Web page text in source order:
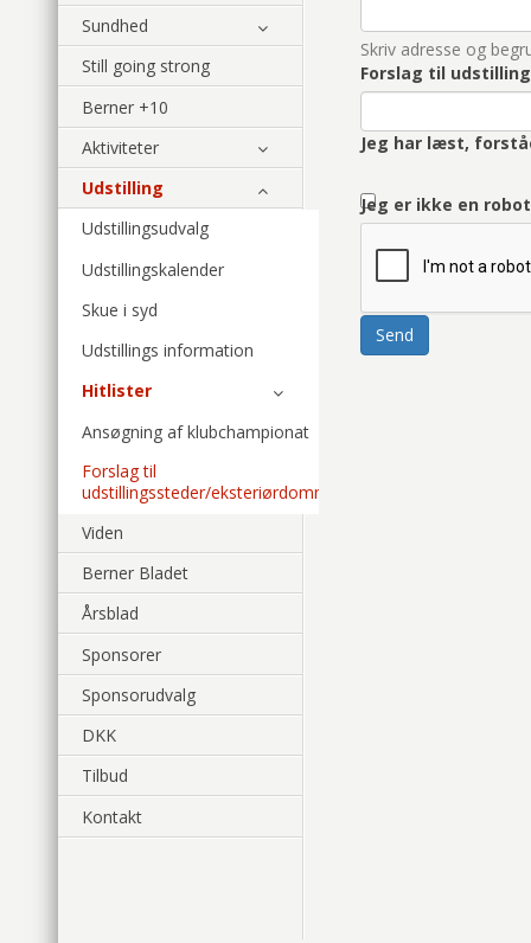
Sundhed
Still going strong
Berner +10
Aktiviteter
Udstilling
Udstillingsudvalg
Udstillingskalender
Skue i syd
Udstillings information
Hitlister
Ansøgning af klubchampionat
Forslag til
udstillingssteder/eksteriørdommer
Viden
Berner Bladet
Årsblad
Sponsorer
Sponsorudvalg
DKK
Tilbud
Kontakt
Skriv adresse og
Forslag til
Jeg har læst,
Jeg er ikke en
Send